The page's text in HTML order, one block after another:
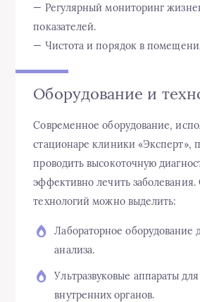
— Регулярный мониторинг
показателей.
— Чистота и порядок в
Оборудование и
Современное оборудование,
стационаре клиники «Эксперт»,
проводить высокоточную
эффективно лечить заболевания.
технологий можно выделить:
Лабораторное оборудование
анализа.
Ультразвуковые аппараты
внутренних органов.